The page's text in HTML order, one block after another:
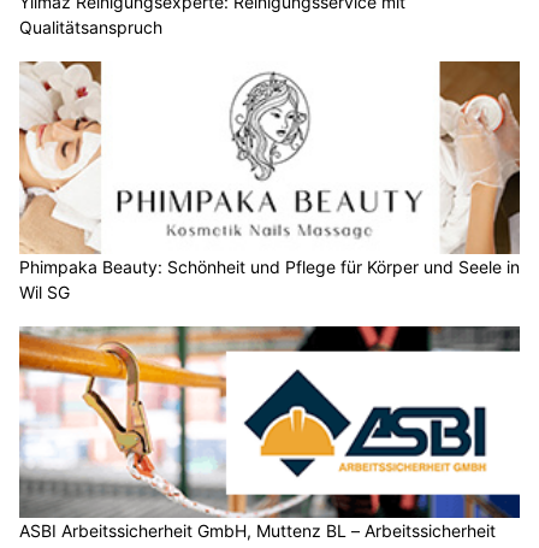
Qualitätsanspruch
Phimpaka Beauty: Schönheit und Pflege für Körper und Seele in
Wil SG
ASBI Arbeitssicherheit GmbH, Muttenz BL – Arbeitssicherheit